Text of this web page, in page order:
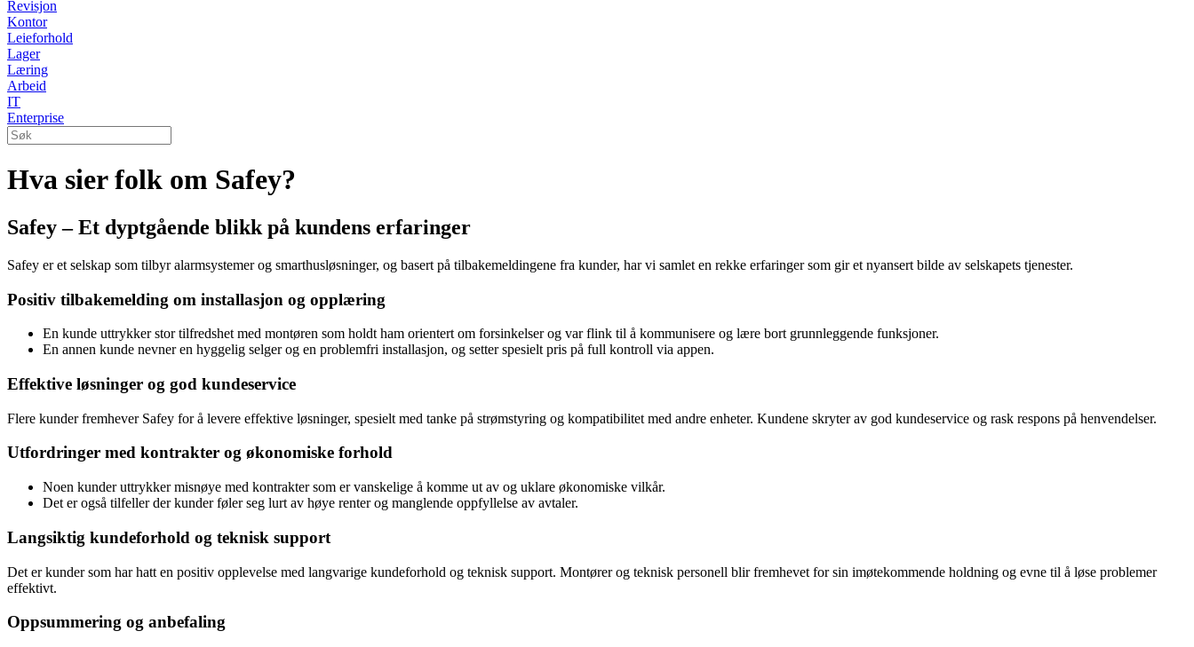
Revisjon
Kontor
Leieforhold
Lager
Læring
Arbeid
IT
Enterprise
Hva sier folk om Safey?
Safey – Et dyptgående blikk på kundens erfaringer
Safey er et selskap som tilbyr alarmsystemer og smarthusløsninger, og basert på tilbakemeldingene fra kunder, har vi samlet en rekke erfaringer som gir et nyansert bilde av selskapets tjenester.
Positiv tilbakemelding om installasjon og opplæring
En kunde uttrykker stor tilfredshet med montøren som holdt ham orientert om forsinkelser og var flink til å kommunisere og lære bort grunnleggende funksjoner.
En annen kunde nevner en hyggelig selger og en problemfri installasjon, og setter spesielt pris på full kontroll via appen.
Effektive løsninger og god kundeservice
Flere kunder fremhever Safey for å levere effektive løsninger, spesielt med tanke på strømstyring og kompatibilitet med andre enheter. Kundene skryter av god kundeservice og rask respons på henvendelser.
Utfordringer med kontrakter og økonomiske forhold
Noen kunder uttrykker misnøye med kontrakter som er vanskelige å komme ut av og uklare økonomiske vilkår.
Det er også tilfeller der kunder føler seg lurt av høye renter og manglende oppfyllelse av avtaler.
Langsiktig kundeforhold og teknisk support
Det er kunder som har hatt en positiv opplevelse med langvarige kundeforhold og teknisk support. Montører og teknisk personell blir fremhevet for sin imøtekommende holdning og evne til å løse problemer
effektivt.
Oppsummering og anbefaling